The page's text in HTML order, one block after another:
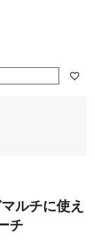
ルチに使え
チ